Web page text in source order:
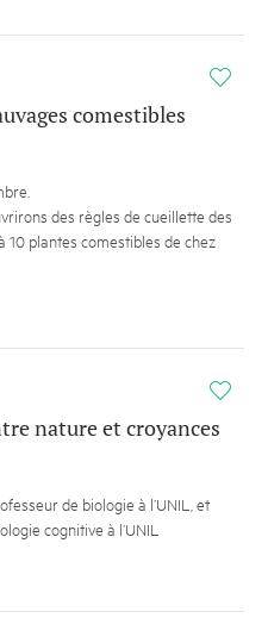
i
comestibles
des règles de cueillette des
10 plantes comestibles de chez
i
nature et croyances
de biologie à l’UNIL, et
cognitive à l’UNIL